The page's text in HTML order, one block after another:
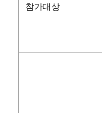
참가대상